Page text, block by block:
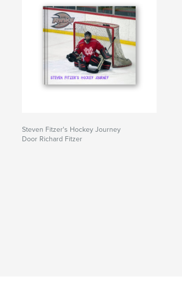
Steven Fitzer's Hockey Journey
Door Richard Fitzer